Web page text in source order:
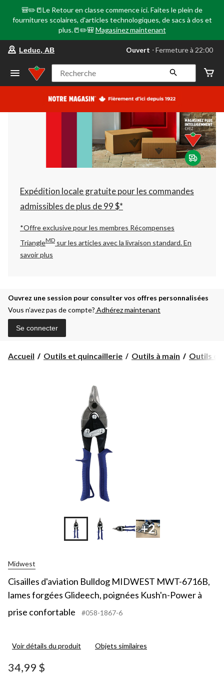
🎒✏️📒Le Retour en classe commence ici. Faites le plein de
fournitures scolaires, d'articles technologiques, de sacs à dos et
plus.📒✏️🎒 Magasinez maintenant
votre
préféré
Leduc,
AB,
courament
Fermeture
à
22:00
cliquer
pour
changer
Leduc, AB Ouvert ⋅ Fermeture à 22:00
Recherche
Expédition locale gratuite pour les commandes
admissibles de plus de 99 $*
*Offre exclusive pour les membres Récompenses
TriangleMD sur les articles avec la livraison standard.En
savoir plus
Ouvrez une session pour consulter vos offres personnalisées
Vous n’avez pas de compte? Adhérez maintenant
Se connecter
Accueil Outils et quincaillerie Outils à main Outils
+2
Midwest
Cisailles d'aviation Bulldog MIDWEST MWT-6716B,
lames forgées Glideech, poignées Kush'n-Power à
prise confortable
#058-1867-6
Voir détails du produit Objets similaires
34,99 $